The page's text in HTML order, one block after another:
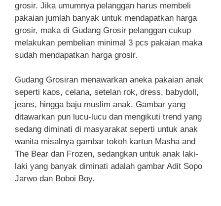
grosir. Jika umumnya pelanggan harus membeli
pakaian jumlah banyak untuk mendapatkan harga
grosir, maka di Gudang Grosir pelanggan cukup
melakukan pembelian minimal 3 pcs pakaian maka
sudah mendapatkan harga grosir.
Gudang Grosiran menawarkan aneka pakaian anak
seperti kaos, celana, setelan rok, dress, babydoll,
jeans, hingga baju muslim anak. Gambar yang
ditawarkan pun lucu-lucu dan mengikuti trend yang
sedang diminati di masyarakat seperti untuk anak
wanita misalnya gambar tokoh kartun Masha and
The Bear dan Frozen, sedangkan untuk anak laki-
laki yang banyak diminati adalah gambar Adit Sopo
Jarwo dan Boboi Boy.